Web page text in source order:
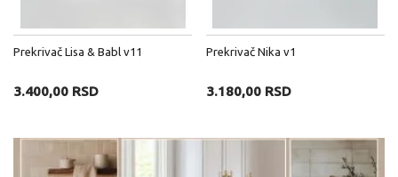
Prekrivač Lisa & Babl v11
3.400,00 RSD
Prekrivač Nika v1
3.180,00 RSD